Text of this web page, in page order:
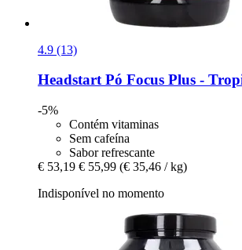
4.9 (13)
HeadstartPó Focus Plus -​
-5%
Contém vitaminas
Sem cafeína
Sabor refrescante
€ 53,19 € 55,99 (€ 35,46 / kg)
Indisponível no momento